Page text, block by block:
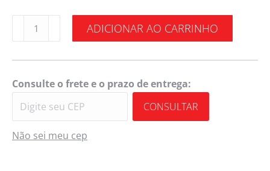
ADICIONAR AO CARRINHO
Consulte o frete e o prazo de entrega:
CONSULTAR
Não sei meu cep